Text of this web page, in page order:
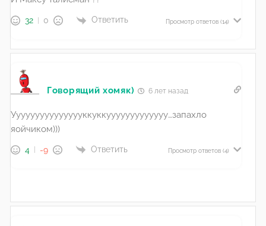
32 0 Ответить Просмотр ответов (14)
Говорящий хомяк) 6 лет назад
Уууууууууууууууккуккууууууууууууу…запахло
яойчиком)))
4 -9 Ответить Просмотр ответов (4)